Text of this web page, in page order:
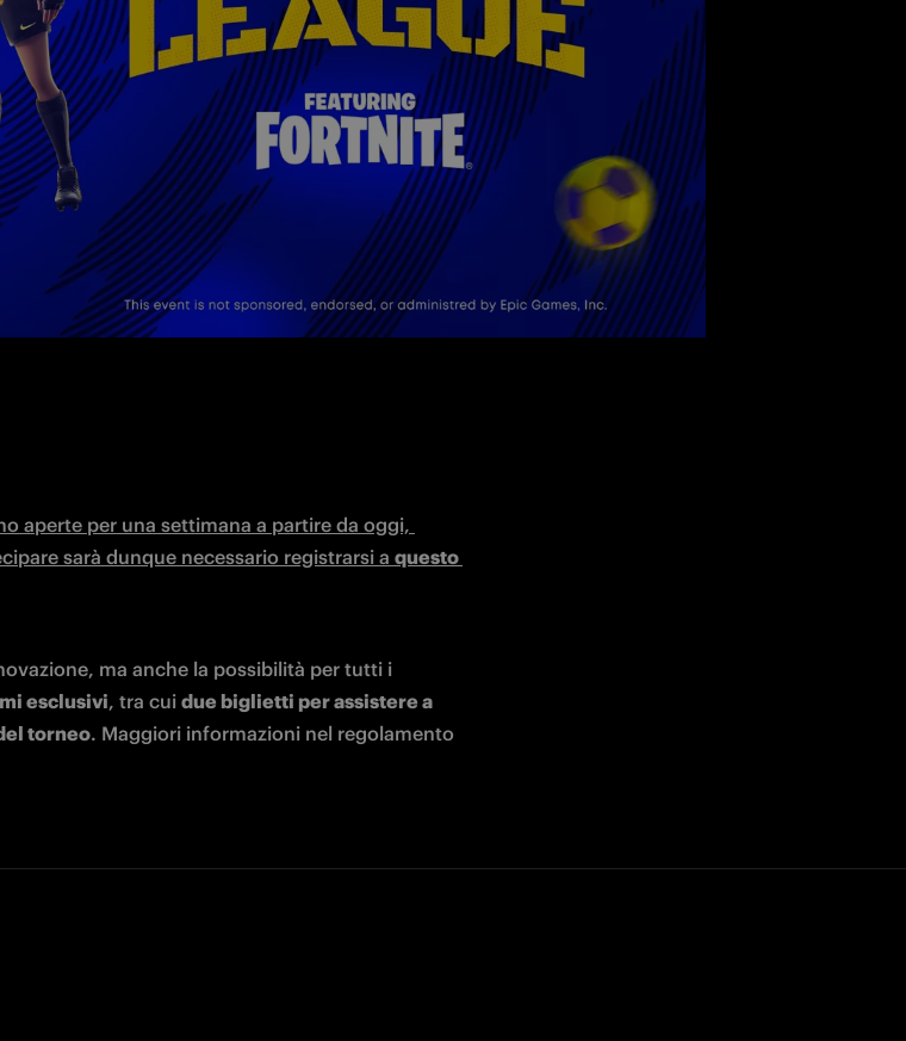
sarà dunque necessario registrarsi a questo
ma anche la possibilità per tutti i
esclusivi, tra cui due biglietti per assistere a
torneo. Maggiori informazioni nel regolamento